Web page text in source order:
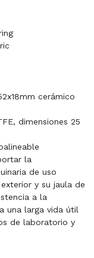
cerámico
dimensiones 25
la
de uso
y su jaula de
a la
una larga vida útil
de laboratorio y